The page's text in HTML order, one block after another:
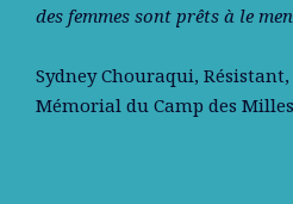
des femmes sont prêts à le
Sydney Chouraqui,
Mémorial du Camp des Milles